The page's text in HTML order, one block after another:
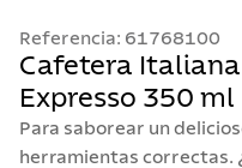
Referencia: 61768100
Cafetera
Expresso 350 ml
Para saborear un
herramientas correctas.
5 . ollas